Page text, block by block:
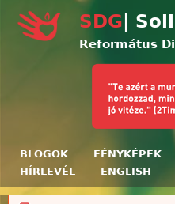
Ugrás a
SDG |
Református
BLOGOK FÉNYKÉPEK
HÍRLEVÉL
ENGLISH